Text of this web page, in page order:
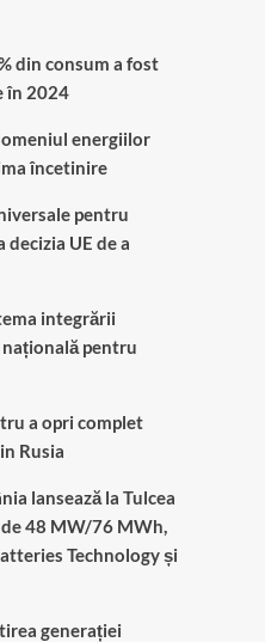
din consum a fost
în 2024
energiilor
încetinire
pentru
decizia UE de a
integrării
pentru
a opri complet
Rusia
lansează la Tulcea
48 MW/76 MWh,
Technology și
generației